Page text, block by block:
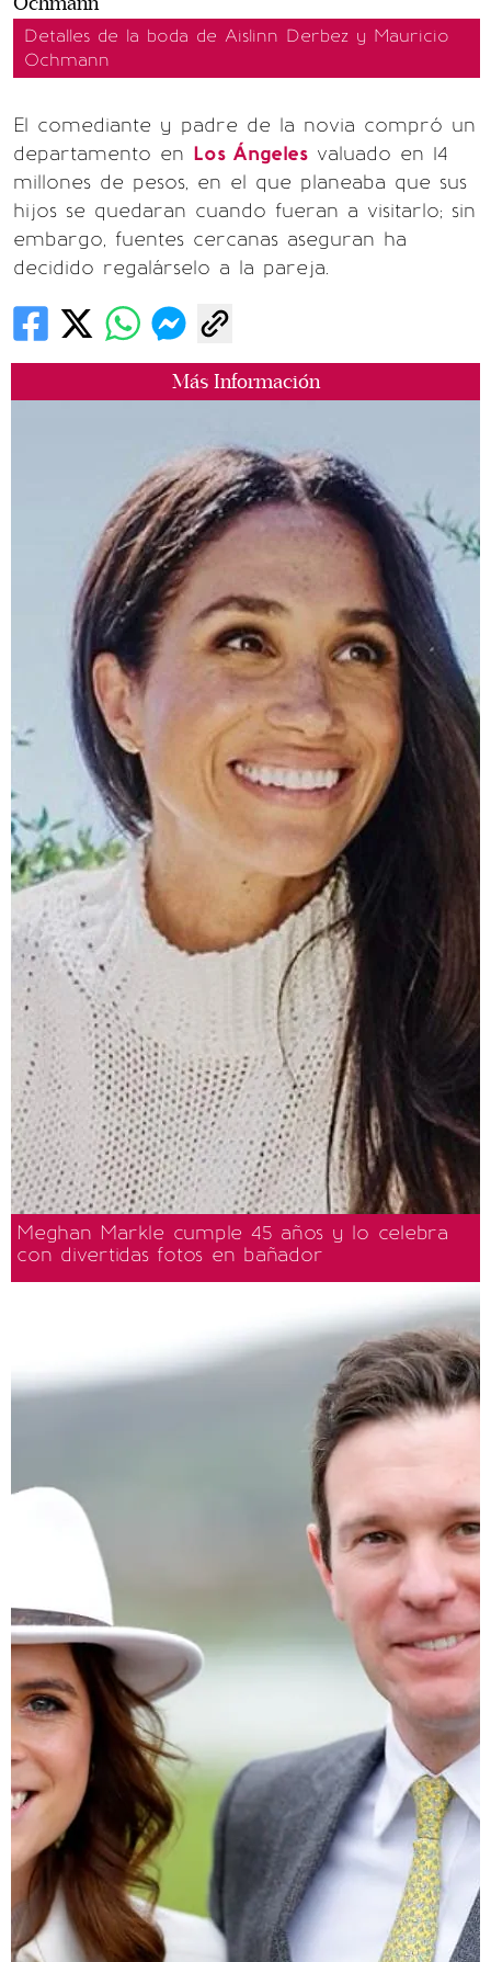
Más Información
Meghan Markle cumple 45 años y lo celebra
con divertidas fotos en bañador
Detalles de la boda de Aislinn Derbez y Mauricio
Ochmann
El comediante y padre de la novia compró un
departamento en Los Ángeles valuado en 14
millones de pesos, en el que planeaba que sus
hijos se quedaran cuando fueran a visitarlo; sin
embargo, fuentes cercanas aseguran ha
decidido regalárselo a la pareja.